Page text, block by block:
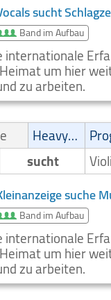
sucht
Band im Aufbau
internationale
um hier
zu arbeiten.
Heavy-Metal
sucht
suche
Band im Aufbau
internationale
um hier
zu arbeiten.